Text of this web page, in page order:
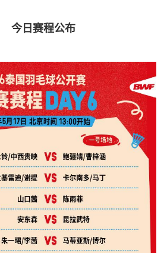
今日赛程公布